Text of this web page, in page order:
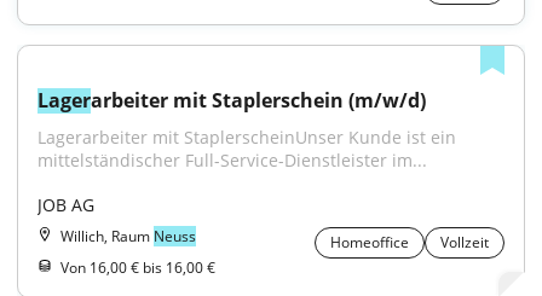
Lagerarbeiter mit Staplerschein (m/w/d)
Lagerarbeiter mit StaplerscheinUnser Kunde ist ein
mittelständischer Full-Service-Dienstleister im...
JOB AG
Willich, Raum Neuss Homeoffice
Vollzeit
Von 16,00 € bis 16,00 €